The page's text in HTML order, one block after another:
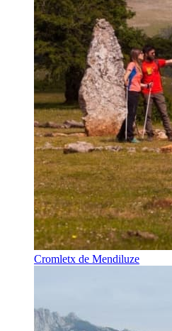
Cromletx de Mendiluze